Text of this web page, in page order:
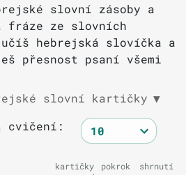
slovní zásoby a
fráze ze slovních
hebrejská slovíčka a
přesnost psaní všemi
slovní kartičky ▼
cvičení:
kartičky
pokrok shrnutí